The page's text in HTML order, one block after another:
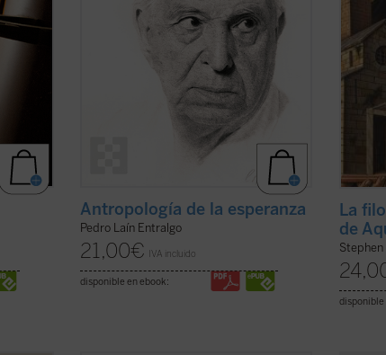
Antropología de la esperanza
Pedro Laín Entralgo
21,00€ IVA incluido
disponible en ebook:
La
de
Stephen
disponible